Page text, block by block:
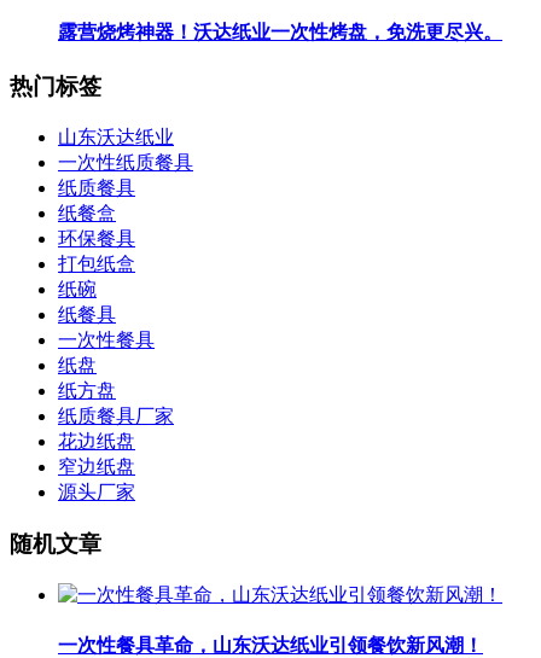
露营烧烤神器！沃达纸业一次性烤盘，免洗更尽兴。
热门标签
山东沃达纸业
一次性纸质餐具
纸质餐具
纸餐盒
环保餐具
打包纸盒
纸碗
纸餐具
一次性餐具
纸盘
纸方盘
纸质餐具厂家
花边纸盘
窄边纸盘
源头厂家
随机文章
一次性餐具革命，山东沃达纸业引领餐饮新风潮！